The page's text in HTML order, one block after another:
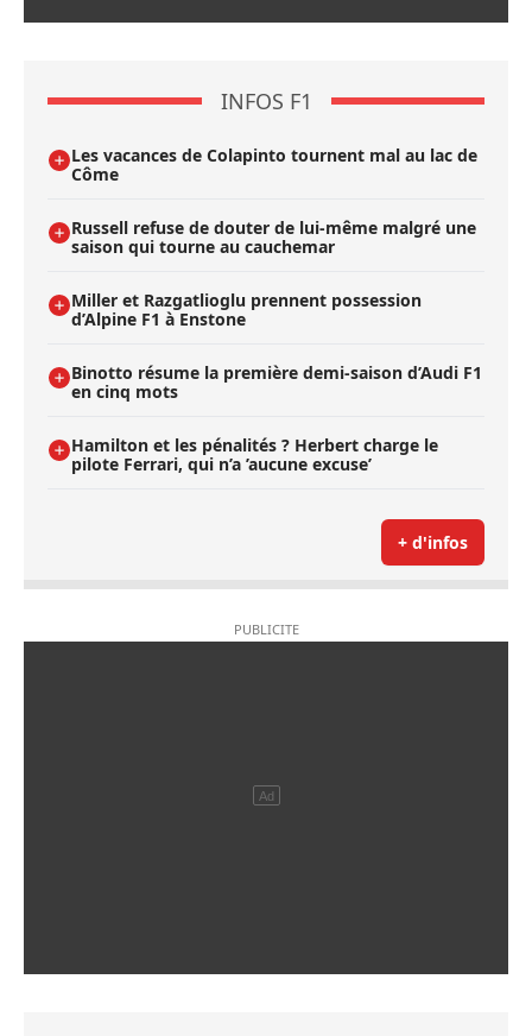
INFOS F1
Les vacances de Colapinto tournent mal au lac de
Côme
Russell refuse de douter de lui-même malgré une
saison qui tourne au cauchemar
Miller et Razgatlioglu prennent possession
d’Alpine F1 à Enstone
Binotto résume la première demi-saison d’Audi F1
en cinq mots
Hamilton et les pénalités ? Herbert charge le
pilote Ferrari, qui n’a ’aucune excuse’
+ d'infos